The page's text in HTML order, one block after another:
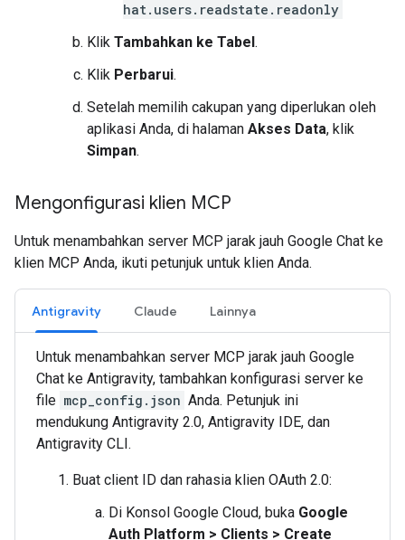
hat.users.readstate.readonly
Klik Tambahkan ke Tabel.
Klik Perbarui.
Setelah memilih cakupan yang diperlukan oleh
aplikasi Anda, di halaman Akses Data, klik
Simpan.
Mengonfigurasi klien MCP
Untuk menambahkan server MCP jarak jauh Google Chat ke
klien MCP Anda, ikuti petunjuk untuk klien Anda.
Antigravity Claude Lainnya
Untuk menambahkan server MCP jarak jauh Google
Chat ke Antigravity, tambahkan konfigurasi server ke
file mcp_config.json Anda. Petunjuk ini
mendukung Antigravity 2.0, Antigravity IDE, dan
Antigravity CLI.
Buat client ID dan rahasia klien OAuth 2.0:
Di Konsol Google Cloud, buka Google
Auth Platform > Clients > Create